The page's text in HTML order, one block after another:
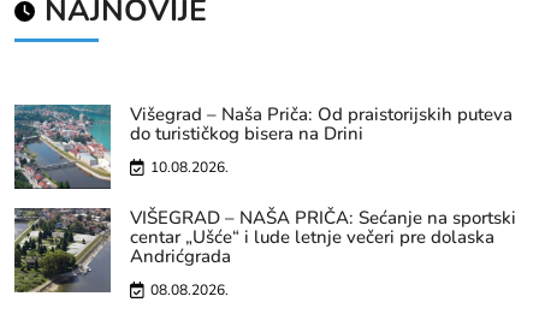
NAJNOVIJE
Višegrad – Naša Priča: Od praistorijskih puteva
do turističkog bisera na Drini
10.08.2026.
VIŠEGRAD – NAŠA PRIČA: Sećanje na sportski
centar „Ušće“ i lude letnje večeri pre dolaska
Andrićgrada
08.08.2026.